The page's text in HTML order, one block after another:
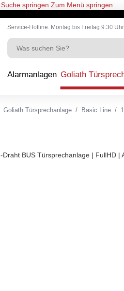
springen Zum Menü springen
Service-Hotline: Montag bis Freitag 9:30
Alarmanlagen Goliath
Goliath Türsprechanlage Basic Line